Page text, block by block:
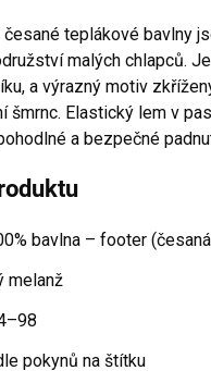
teplákové bavlny
malých chlapců.
a výrazný motiv
šmrnc. Elastický lem v
a bezpečné
bavlna – footer
melanž
pokynů na štítku